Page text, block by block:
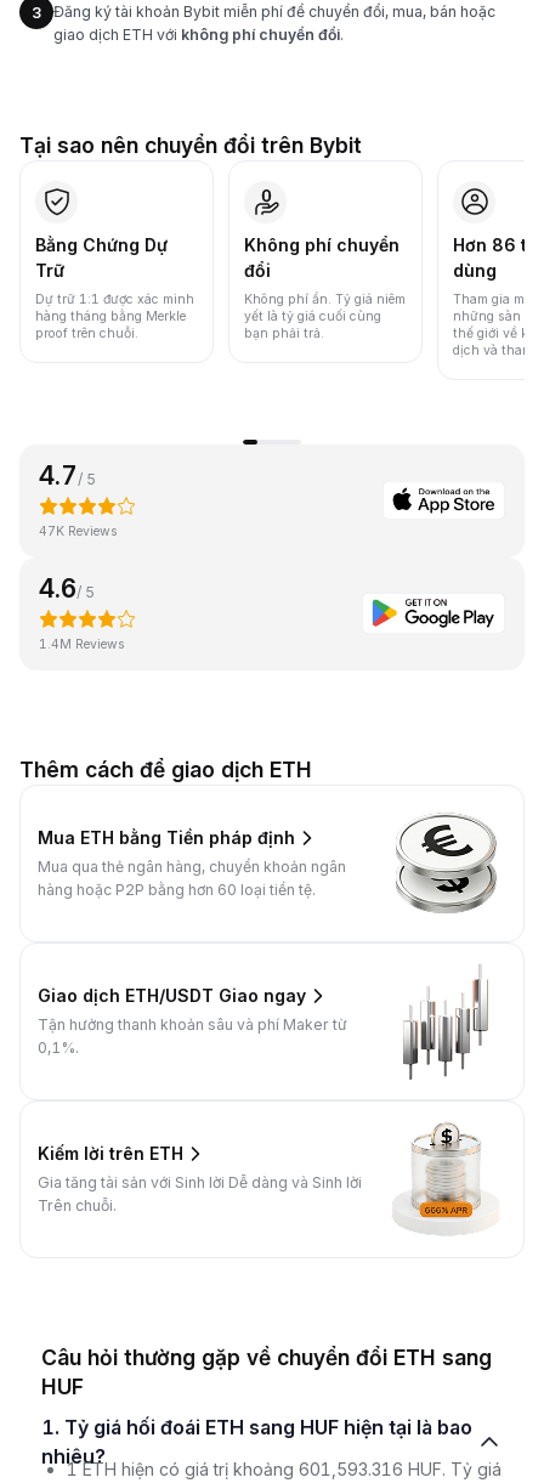
3
Đăng ký tài khoản Bybit miễn phí để chuyển đổi, mua, bán hoặc
giao dịch ETH với không phí chuyển đổi.
Tại sao nên chuyển đổi trên Bybit
Bằng Chứng Dự
Trữ
Dự trữ 1:1 được xác minh
hàng tháng bằng Merkle
proof trên chuỗi.
Không phí chuyển
đổi
Không phí ẩn. Tỷ giá niêm
yết là tỷ giá cuối cùng
bạn phải trả.
Hơn 86
dùng
Tham gia một
những sàn
thế giới về
dịch và thanh
4.7 / 5
47K Reviews
4.6/ 5
1.4M Reviews
Thêm cách để giao dịch ETH
Mua ETH bằng Tiền pháp định
Mua qua thẻ ngân hàng, chuyển khoản ngân
hàng hoặc P2P bằng hơn 60 loại tiền tệ.
Giao dịch ETH/USDT Giao ngay
Tận hưởng thanh khoản sâu và phí Maker từ
0,1%.
Kiếm lời trên ETH
Gia tăng tài sản với Sinh lời Dễ dàng và Sinh lời
Trên chuỗi.
Câu hỏi thường gặp về chuyển đổi ETH sang
HUF
1. Tỷ giá hối đoái ETH sang HUF hiện tại là bao
nhiêu?
1 ETH hiện có giá trị khoảng 601,593.316 HUF. Tỷ giá